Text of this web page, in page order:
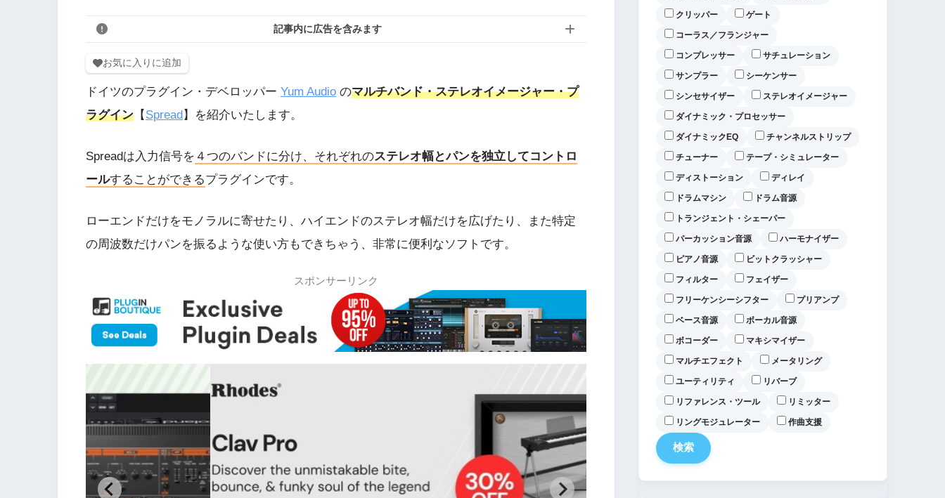
記事内に広告を含みます
お気に入りに追加
ドイツのプラグイン・デベロッパー Yum Audio のマルチバンド・ステレオイメージャー・プ
ラグイン 【 Spread 】を紹介いたします。
Spreadは入力信号を ４つのバンドに分け、それぞれのステレオ幅とパンを独立してコントロ
ールすることができるプラグインです。
ローエンドだけをモノラルに寄せたり、ハイエンドのステレオ幅だけを広げたり、また特定
の周波数だけパンを振るような使い方もできちゃう、非常に便利なソフトです。
スポンサーリンク
クリッパー ゲート
コーラス／フランジャー
コンプレッサー サチュレーション
サンプラー シーケンサー
シンセサイザー ステレオイメージャー
ダイナミック・プロセッサー
ダイナミックEQ チャンネルストリップ
チューナー テープ・シミュレーター
ディストーション ディレイ
ドラムマシン ドラム音源
トランジェント・シェーパー
パーカッション音源 ハーモナイザー
ピアノ音源 ビットクラッシャー
フィルター フェイザー
フリーケンシーシフター プリアンプ
ベース音源 ボーカル音源
ボコーダー マキシマイザー
マルチエフェクト メータリング
ユーティリティ リバーブ
リファレンス・ツール リミッター
リングモジュレーター 作曲支援